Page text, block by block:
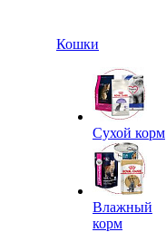
Кошки
Сухой корм
Влажный
корм